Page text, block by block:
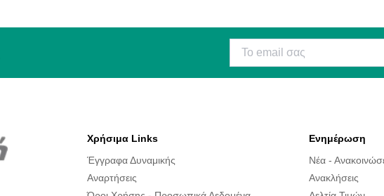
Χρήσιμα Links
Έγγραφα Δυναμικής
Αναρτήσεις
Ενημέρωση
Νέα -
Ανακλήσεις